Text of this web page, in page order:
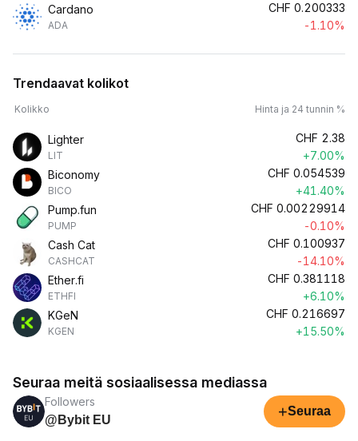
Cardano
ADA
CHF 0.200333
-1.10%
Trendaavat kolikot
Kolikko Hinta ja 24 tunnin %
Lighter
LIT
CHF 2.38
+7.00%
Biconomy
BICO
CHF 0.054539
+41.40%
Pump.fun
PUMP
CHF 0.00229914
-0.10%
Cash Cat
CASHCAT
CHF 0.100937
-14.10%
Ether.fi
ETHFI
CHF 0.381118
+6.10%
KGeN
KGEN
CHF 0.216697
+15.50%
Seuraa meitä sosiaalisessa mediassa
Followers
@Bybit EU
+Seuraa